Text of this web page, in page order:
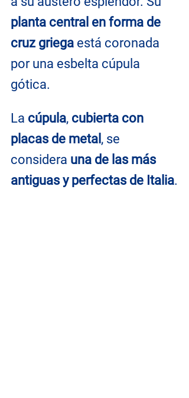
planta central en forma de
cruz griega está coronada
por una esbelta cúpula
gótica.
La cúpula, cubierta con
placas de metal , se
considera una de las más
antiguas y perfectas de Italia.